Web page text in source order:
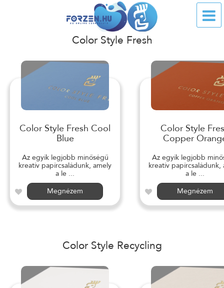
Color Style Fresh
Color Style Fresh Cool
Blue
Az egyik legjobb minőségű
kreatív papírcsaládunk, amely
a le ...
Megnézem
Color Style
Copper
Az egyik legjobb
kreatív papírcsaládunk,
a le ...
Megnézem
Color Style Recycling